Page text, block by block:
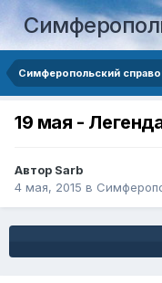
Симферопольский
19 мая -
Автор Sarb
4 мая, 2015 в